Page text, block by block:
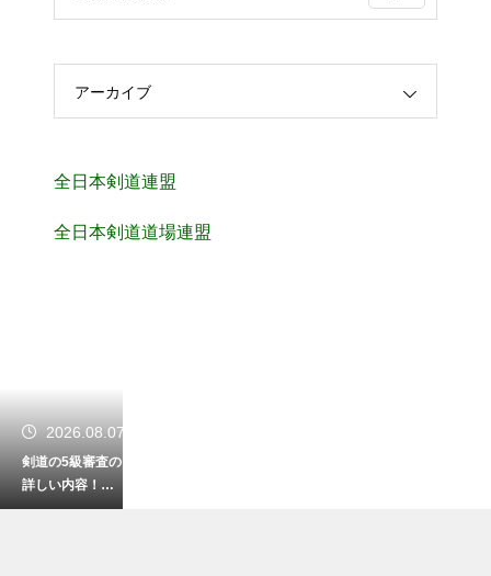
アーカイブ
全日本剣道連盟
全日本剣道道場連盟
2026.08.07
剣道の5級審査の
詳しい内容！初
心者が合格を目